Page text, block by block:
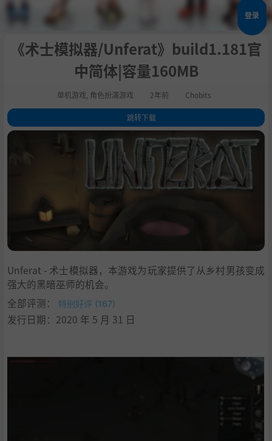
登录
《术士模拟器/Unferat》build1.181官
中简体|容量160MB
单机游戏 角色扮演游戏 2年前 Chobits
跳转下载
1.关于这款游戏
Unferat - 术士模拟器，本游戏为玩家提供了从乡村男孩变成
强大的黑暗巫师的机会。
全部评测：
特别好评 (167)
发行日期：2020 年 5 月 31 日